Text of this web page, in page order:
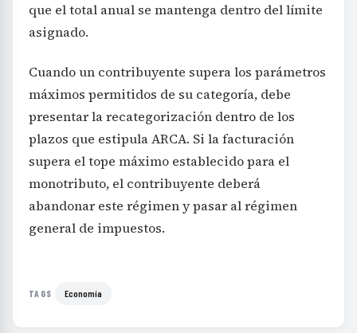
que el total anual se mantenga dentro del límite
asignado.
Cuando un contribuyente supera los parámetros
máximos permitidos de su categoría, debe
presentar la recategorización dentro de los
plazos que estipula ARCA. Si la facturación
supera el tope máximo establecido para el
monotributo, el contribuyente deberá
abandonar este régimen y pasar al régimen
general de impuestos.
TAGS Economía